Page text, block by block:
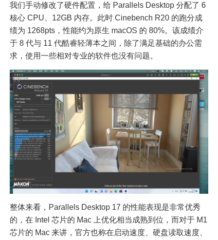
我们手动修改了硬件配置，给 Parallels Desktop 分配了 6
核心 CPU、12GB 内存。此时 Cinebench R20 的跑分成
绩为 1268pts，性能约为原生 macOS 的 80%。该成绩介
于 8 代与 11 代酷睿轻薄本之间，除了满足基础的办公需
求，使用一些相对专业的软件也没有问题。
整体来看，Parallels Desktop 17 的性能表现是非常优秀
的，在 Intel 芯片的 Mac 上优化相当成熟到位，而对于 M1
芯片的 Mac 来讲，官方也称在启动速度、硬盘读取速度、